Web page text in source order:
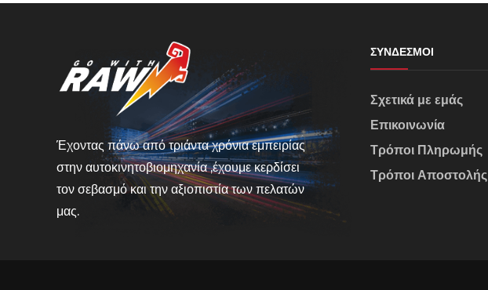
Έχοντας πάνω από τριάντα χρόνια εμπειρίας
στην αυτοκινητοβιομηχανία ,έχουμε κερδίσει
τον σεβασμό και την αξιοπιστία των πελατών
μας.
ΣΎΝΔΕΣΜΟΙ
Σχετικά με εμάς
Επικοινωνία
Τρόποι Πληρωμής
Τρόποι Αποστολής